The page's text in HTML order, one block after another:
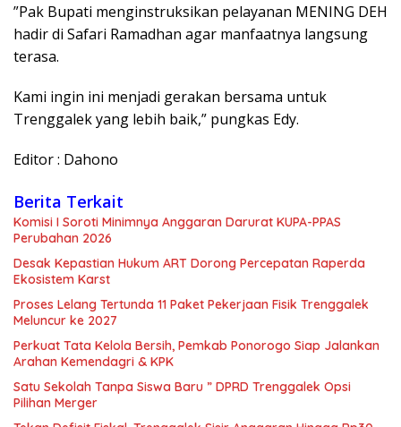
​”Pak Bupati menginstruksikan pelayanan MENING DEH
hadir di Safari Ramadhan agar manfaatnya langsung
terasa.
Kami ingin ini menjadi gerakan bersama untuk
Trenggalek yang lebih baik,” pungkas Edy.
Editor : Dahono
Berita Terkait
Komisi I Soroti Minimnya Anggaran Darurat KUPA-PPAS
Perubahan 2026
Desak Kepastian Hukum ART Dorong Percepatan Raperda
Ekosistem Karst
Proses Lelang Tertunda 11 Paket Pekerjaan Fisik Trenggalek
Meluncur ke 2027
Perkuat Tata Kelola Bersih, Pemkab Ponorogo Siap Jalankan
Arahan Kemendagri & KPK
Satu Sekolah Tanpa Siswa Baru ” DPRD Trenggalek Opsi
Pilihan Merger